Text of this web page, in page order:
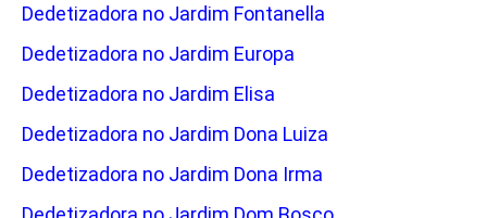
Dedetizadora no Jardim Fontanella
Dedetizadora no Jardim Europa
Dedetizadora no Jardim Elisa
Dedetizadora no Jardim Dona Luiza
Dedetizadora no Jardim Dona Irma